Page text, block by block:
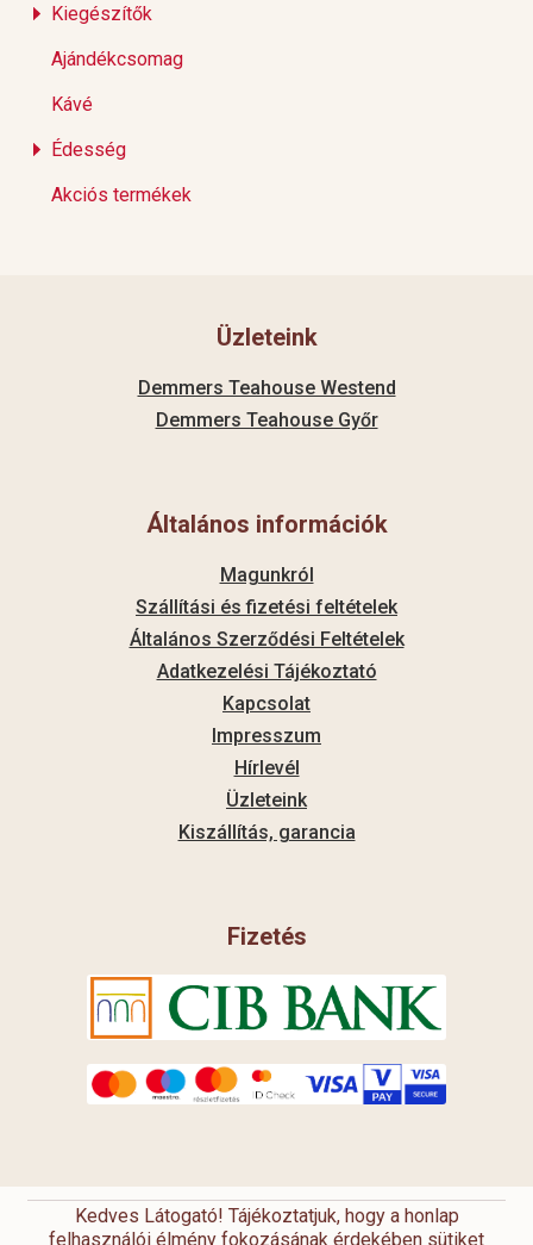
Kiegészítők
Ajándékcsomag
Kávé
Édesség
Akciós termékek
Üzleteink
Demmers Teahouse Westend
Demmers Teahouse Győr
Általános információk
Magunkról
Szállítási és fizetési feltételek
Általános Szerződési Feltételek
Adatkezelési Tájékoztató
Kapcsolat
Impresszum
Hírlevél
Üzleteink
Kiszállítás, garancia
Fizetés
Kedves Látogató! Tájékoztatjuk, hogy a honlap
felhasználói élmény fokozásának érdekében sütiket